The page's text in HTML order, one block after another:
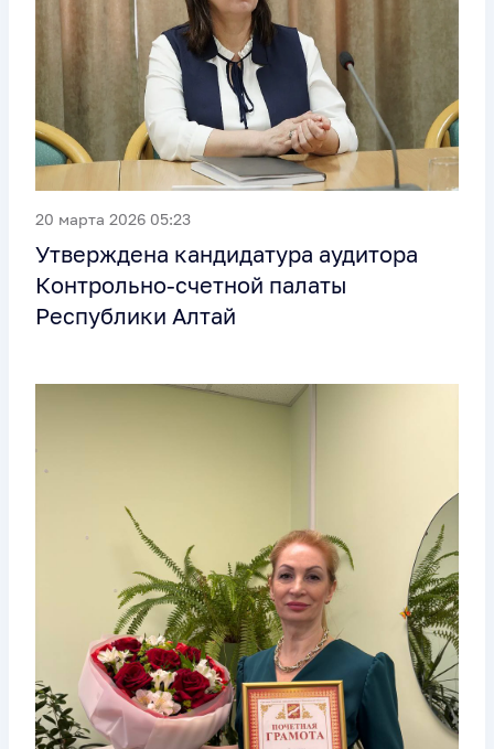
20 марта 2026 05:23
Утверждена кандидатура аудитора
Контрольно-счетной палаты
Республики Алтай